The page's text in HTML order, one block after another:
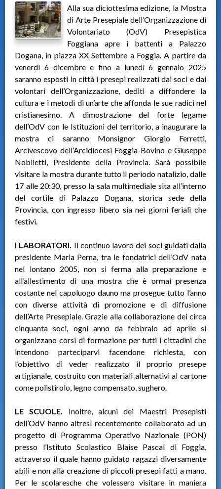
Alla sua diciottesima edizione, la Mostra
di Arte Presepiale dell’Organizzazione di
Volontariato (OdV) Presepistica
Foggiana apre i battenti a Palazzo
Dogana, in piazza XX Settembre a Foggia. A partire da
venerdì 6 dicembre e fino a lunedì 6 gennaio 2025
saranno esposti in città i presepi realizzati dai soci e dai
volontari dell’Organizzazione, dediti a diffondere la
cultura e i metodi di un’arte che affonda le sue radici nel
cristianesimo. A dimostrazione del forte legame
dell’OdV con le Istituzioni del territorio, a inaugurare la
mostra ci saranno Monsignor Giorgio Ferretti,
Arcivescovo dell’Arcidiocesi Foggia-Bovino e Giuseppe
Nobiletti, Presidente della Provincia. Sarà possibile
visitare la mostra durante tutto il periodo natalizio, dalle
17 alle 20:30, presso la sala multimediale sita all’interno
del cortile di Palazzo Dogana, storica sede della
Provincia, con ingresso libero sia nei giorni feriali che
festivi.
I LABORATORI. Il continuo lavoro dei soci guidati dalla
presidente Maria Perna, tra le fondatrici dell’OdV nata
nel lontano 2005, non si ferma alla preparazione e
all’allestimento di una mostra che è ormai presenza
costante nel capoluogo dauno ma prosegue tutto l’anno
con diverse attività di promozione e di diffusione
dell’Arte Presepiale. Grazie alla collaborazione dei circa
cinquanta soci, ogni anno da febbraio ad aprile si
organizzano corsi di formazione per tutti i cittadini che
intendono parteciparvi facendone richiesta, con
l’obiettivo di veder realizzato il proprio presepe
artigianale, costruito con materiali alternativi al cartone
come polistirolo, legno compensato, sughero.
LE SCUOLE. Inoltre, alcuni dei Maestri Presepisti
dell’OdV hanno altresì recentemente collaborato ad un
progetto di Programma Operativo Nazionale (PON)
presso l’Istituto Scolastico Blaise Pascal di Foggia,
attraverso il quale hanno guidato ragazzi diversamente
abili e non alla creazione di piccoli presepi fatti a mano.
Per le scolaresche che volessero visitare in maniera